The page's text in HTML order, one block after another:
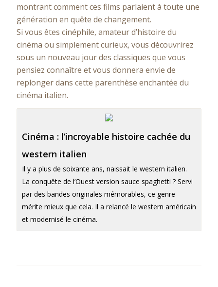
montrant comment ces films parlaient à toute une
génération en quête de changement.
Si vous êtes cinéphile, amateur d’histoire du
cinéma ou simplement curieux, vous découvrirez
sous un nouveau jour des classiques que vous
pensiez connaître et vous donnera envie de
replonger dans cette parenthèse enchantée du
cinéma italien.
Cinéma : l’incroyable histoire cachée du
western italien
Il y a plus de soixante ans, naissait le western italien.
La conquête de l’Ouest version sauce spaghetti ? Servi
par des bandes originales mémorables, ce genre
mérite mieux que cela. Il a relancé le western américain
et modernisé le cinéma.